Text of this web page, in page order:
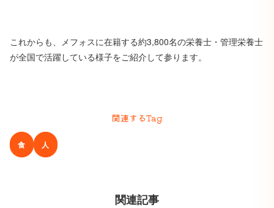
これからも、メフォスに在籍する約3,800名の栄養士・管理栄養士
が全国で活躍している様子をご紹介して参ります。
関連するTag
食 人
関連記事